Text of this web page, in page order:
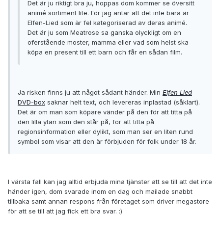
Det är ju riktigt bra ju, hoppas dom kommer se översitt
animé sortiment lite. För jag antar att det inte bara är
Elfen-Lied som är fel kategoriserad av deras animé.
Det är ju som Meatrose sa ganska olyckligt om en
oferstående moster, mamma eller vad som helst ska
köpa en present till ett barn och får en sådan film.
Ja risken finns ju att något sådant händer. Min Elfen Lied
DVD-box saknar helt text, och levereras inplastad (såklart).
Det är om man som köpare vänder på den för att titta på
den lilla ytan som den står på, för att titta på
regionsinformation eller dylikt, som man ser en liten rund
symbol som visar att den är förbjuden för folk under 18 år.
I värsta fall kan jag alltid erbjuda mina tjänster att se till att det inte
händer igen, dom svarade inom en dag och mailade snabbt
tillbaka samt annan respons från företaget som driver megastore
för att se till att jag fick ett bra svar. :)